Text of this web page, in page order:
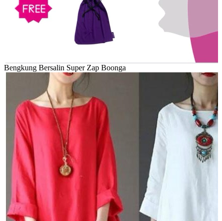
Bengkung Bersalin Super Zap Boonga